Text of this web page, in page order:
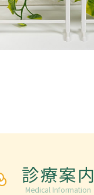
診療案内
Medical Information